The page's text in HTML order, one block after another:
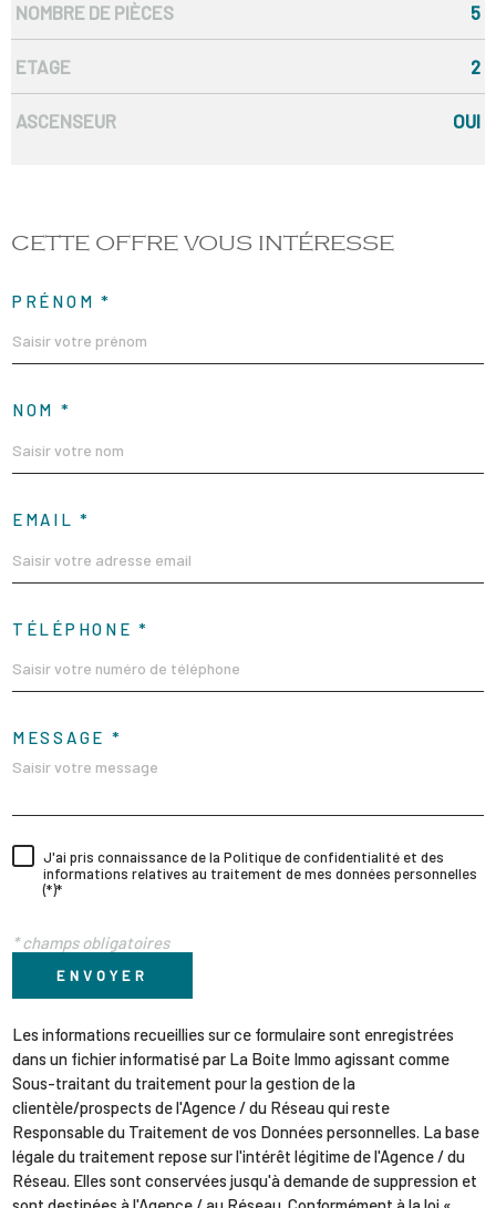
NOMBRE DE PIÈCES 5
ETAGE 2
ASCENSEUR OUI
CETTE OFFRE VOUS INTÉRESSE
PRÉNOM *
NOM *
EMAIL *
TÉLÉPHONE *
MESSAGE *
J'ai pris connaissance de la Politique de confidentialité et des
informations relatives au traitement de mes données personnelles
(*)*
* champs obligatoires
ENVOYER
Les informations recueillies sur ce formulaire sont enregistrées
dans un fichier informatisé par La Boite Immo agissant comme
Sous-traitant du traitement pour la gestion de la
clientèle/prospects de l'Agence / du Réseau qui reste
Responsable du Traitement de vos Données personnelles. La base
légale du traitement repose sur l'intérêt légitime de l'Agence / du
Réseau. Elles sont conservées jusqu'à demande de suppression et